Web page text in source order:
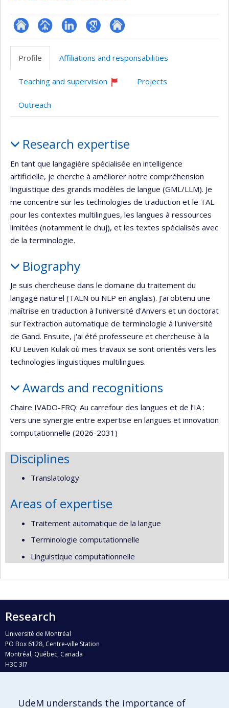
ResearchGate
Page
professionnelle
(faculté,département,école)
LinkedInGoogleAutre
web
Profile Affiliations and responsabilities
Teaching and supervision
Projects
Outreach
Research expertise
En tant que langagière spécialisée en intelligence
artificielle, je cherche à améliorer notre compréhension
linguistique des grands modèles de langue (GML/LLM). Je
me concentre sur les technologies de traduction et le TAL
pour les contextes multilingues, les langues à ressources
limitées (notamment le chuj), et les textes spécialisés avec
de la terminologie.
Biography
Je suis chercheuse dans le domaine du traitement du
langage naturel (TALN ou NLP en anglais). J'ai obtenu une
maîtrise en traduction à l'université d'Anvers et un doctorat
sur l'extraction automatique de terminologie à l'université
de Gand. Ensuite, j'ai été professeure et chercheuse à la
KU Leuven Kulak où mes travaux se sont orientés vers les
technologies linguistiques multilingues.
Awards and recognitions
Chaire IVADO-FRQ: Au carrefour des langues et de l’IA :
vers une synergie entre expertise en langues et innovation
computationnelle (2026-2031)
Disciplines
Translatology
Areas of expertise
Traitement automatique de la langue
Terminologie computationnelle
Linguistique computationnelle
Research
Université de Montréal
PO Box 6128, Centre-ville Station
Montréal, Québec, Canada
H3C 3J7
UdeM understands the importance of